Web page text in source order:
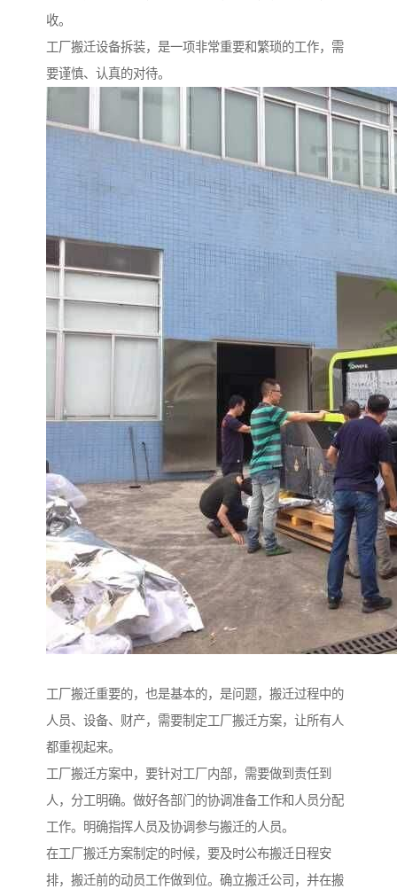
收。
工厂搬迁设备拆装，是一项非常重要和繁琐的工作，需
要谨慎、认真的对待。
工厂搬迁重要的，也是基本的，是问题，搬迁过程中的
人员、设备、财产，需要制定工厂搬迁方案，让所有人
都重视起来。
工厂搬迁方案中，要针对工厂内部，需要做到责任到
人，分工明确。做好各部门的协调准备工作和人员分配
工作。明确指挥人员及协调参与搬迁的人员。
在工厂搬迁方案制定的时候，要及时公布搬迁日程安
排，搬迁前的动员工作做到位。确立搬迁公司，并在搬